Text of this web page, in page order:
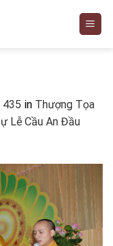
435 in Thượng Tọa
Lễ Cầu An Đầu